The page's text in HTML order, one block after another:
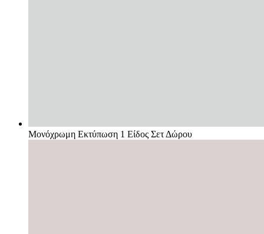
Μονόχρωμη Εκτύπωση 1 Είδος Σετ Δώρου